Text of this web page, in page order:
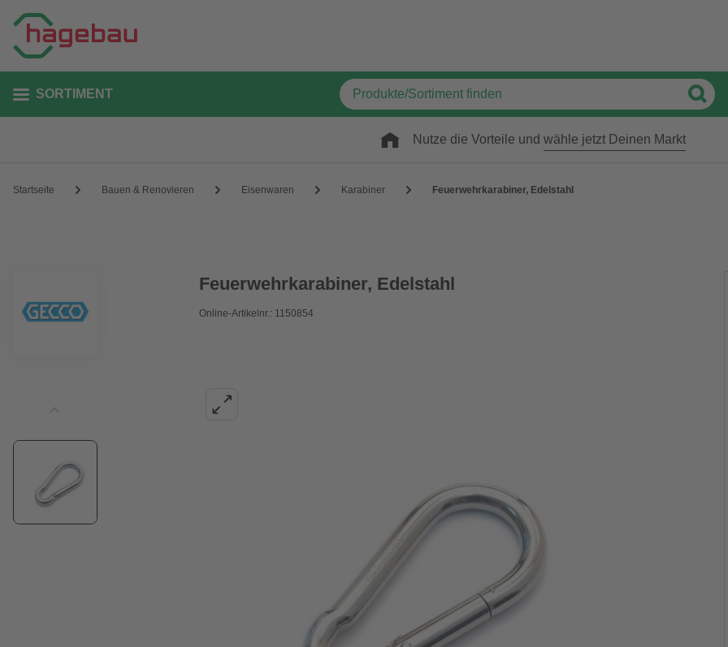
SORTIMENT
Nutze die Vorteile und wähle jetzt Deinen Markt
Startseite Bauen & Renovieren Eisenwaren Karabiner Feuerwehrkarabiner, Edelstahl
Feuerwehrkarabiner, Edelstahl
Online-Artikelnr.: 1150854